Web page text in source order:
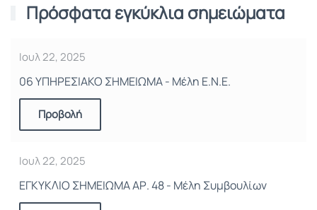
Πρόσφατα εγκύκλια σημειώματα
Ιουλ 22, 2025
06 ΥΠΗΡΕΣΙΑΚΟ ΣΗΜΕΙΩΜΑ - Μέλη Ε.Ν.Ε.
Προβολή
Ιουλ 22, 2025
ΕΓΚΥΚΛΙΟ ΣΗΜΕΙΩΜΑ ΑΡ. 48 - Μέλη Συμβουλίων